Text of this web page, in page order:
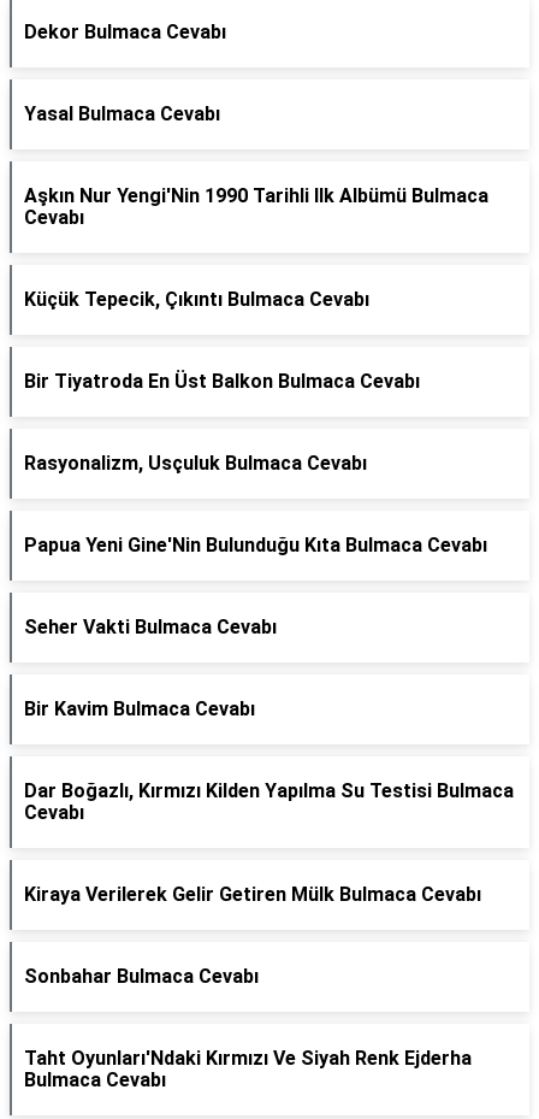
Dekor Bulmaca Cevabı
Yasal Bulmaca Cevabı
Aşkın Nur Yengi'Nin 1990 Tarihli Ilk Albümü Bulmaca
Cevabı
Küçük Tepecik, Çıkıntı Bulmaca Cevabı
Bir Tiyatroda En Üst Balkon Bulmaca Cevabı
Rasyonalizm, Usçuluk Bulmaca Cevabı
Papua Yeni Gine'Nin Bulunduğu Kıta Bulmaca Cevabı
Seher Vakti Bulmaca Cevabı
Bir Kavim Bulmaca Cevabı
Dar Boğazlı, Kırmızı Kilden Yapılma Su Testisi Bulmaca
Cevabı
Kiraya Verilerek Gelir Getiren Mülk Bulmaca Cevabı
Sonbahar Bulmaca Cevabı
Taht Oyunları'Ndaki Kırmızı Ve Siyah Renk Ejderha
Bulmaca Cevabı